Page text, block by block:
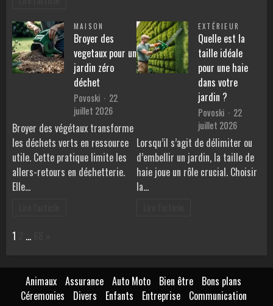
MAISON
Broyer des
vegetaux pour un
jardin zéro
déchet
Povoski
22
juillet 2026
Broyer des végétaux transforme
les déchets verts en ressource
utile. Cette pratique limite les
allers-retours en déchetterie.
Elle…
EXTÉRIEUR
Quelle est la
taille idéale
pour une haie
dans votre
jardin ?
Povoski
22
juillet 2026
Lorsqu’il s’agit de délimiter ou
d’embellir un jardin, la taille de
haie joue un rôle crucial. Choisir
la…
Page:
1 …
Animaux Assurance Auto Moto Bien être
Bons plans
Céremonies
Divers Enfants Entreprise
Communication